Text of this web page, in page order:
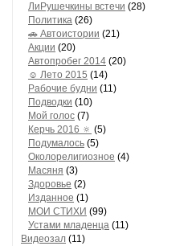
ЛиРушечкины встечи (28)
Политика (26)
🚗 Автоистории (21)
Акции (20)
Автопробег 2014 (20)
☺ Лето 2015 (14)
Рабочие будни (11)
Подводки (10)
Мой голос (7)
Керчь 2016 🔅 (5)
Подумалось (5)
Околорелигиозное (4)
Масяня (3)
Здоровье (2)
Изданное (1)
МОИ СТИХИ (99)
Устами младенца (11)
Видеозал (11)